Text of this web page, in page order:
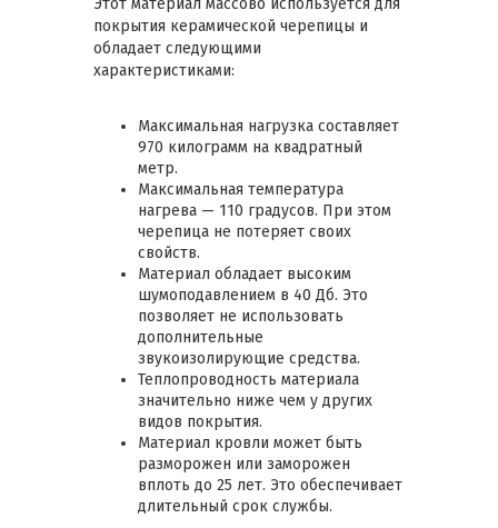
Этот материал массово используется для
покрытия керамической черепицы и
обладает следующими
характеристиками:
Максимальная нагрузка составляет
970 килограмм на квадратный
метр.
Максимальная температура
нагрева — 110 градусов. При этом
черепица не потеряет своих
свойств.
Материал обладает высоким
шумоподавлением в 40 Дб. Это
позволяет не использовать
дополнительные
звукоизолирующие средства.
Теплопроводность материала
значительно ниже чем у других
видов покрытия.
Материал кровли может быть
разморожен или заморожен
вплоть до 25 лет. Это обеспечивает
длительный срок службы.